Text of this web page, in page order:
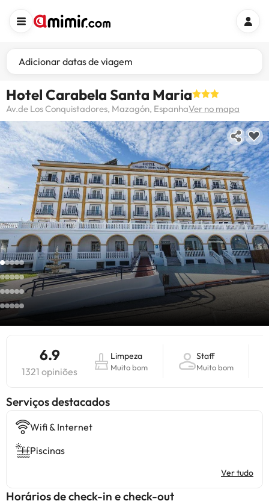
Adicionar datas de viagem
Hotel Carabela Santa Maria
Av.de Los Conquistadores, Mazagón, EspanhaVer no mapa
6.9
1321 opiniões
Limpeza
Muito bom
Staff
Muito bom
Serviços destacados
Wifi & Internet
Piscinas
Ver tudo
Horários de check-in e check-out